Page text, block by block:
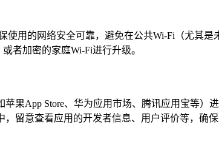
使用的网络安全可靠，避免在公共Wi-Fi（尤其
者加密的家庭Wi-Fi进行升级。
苹果App Store、华为应用市场、腾讯应用宝等
留意查看应用的开发者信息、用户评价等，确保